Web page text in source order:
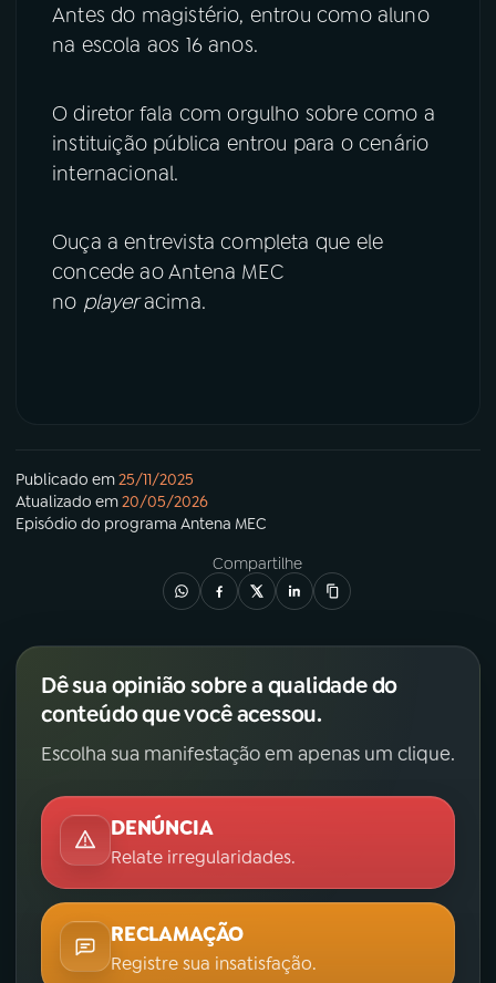
Antes do magistério, entrou como aluno
na escola aos 16 anos.
O diretor fala com orgulho sobre como a
instituição pública entrou para o cenário
internacional.
Ouça a entrevista completa que ele
concede ao Antena MEC
no playeracima.
Publicado em25/11/2025
Atualizado em20/05/2026
Episódio do programa Antena MEC
Compartilhe
Dê sua opinião sobre a qualidade do
conteúdo que você acessou.
Escolha sua manifestação em apenas um clique.
DENÚNCIA
Relate irregularidades.
RECLAMAÇÃO
Registre sua insatisfação.